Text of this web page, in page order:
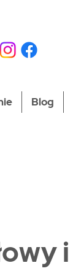
Blog
i